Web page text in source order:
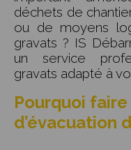
déchets de
ou de moyens
gravats ? IS
un service
gravats adapté à
Pourquoi
d’évacuation